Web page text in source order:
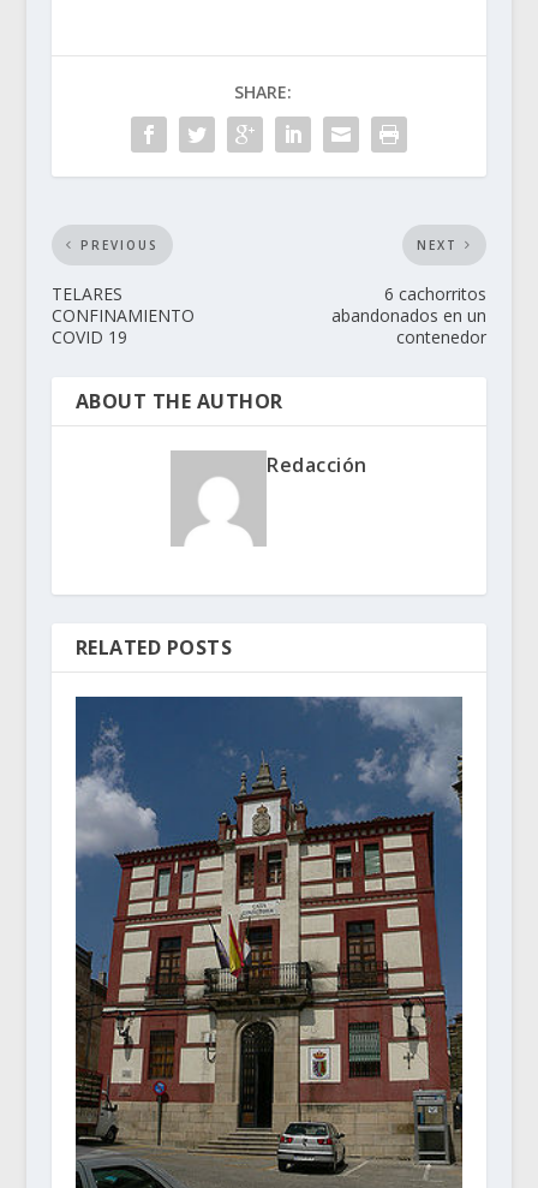
SHARE:
PREVIOUS
TELARES
CONFINAMIENTO
COVID 19
NEXT
6 cachorritos
abandonados en un
contenedor
ABOUT THE AUTHOR
Redacción
RELATED POSTS